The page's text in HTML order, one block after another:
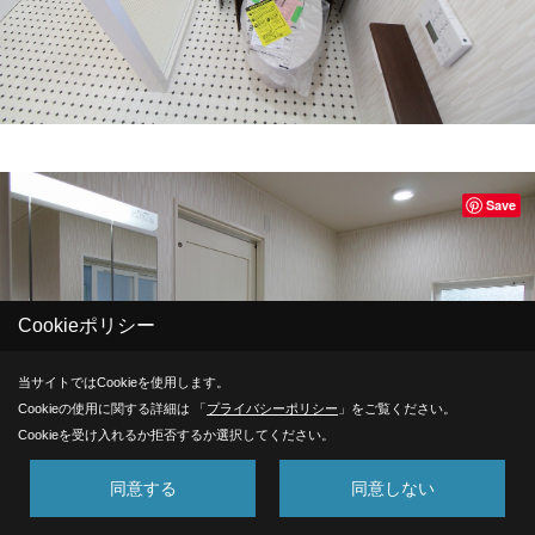
Save
Cookieポリシー
当サイトではCookieを使用します。
Cookieの使用に関する詳細は 「プライバシーポリシー 」をご覧ください。
Cookieを受け入れるか拒否するか選択してください。
同意する 同意しない